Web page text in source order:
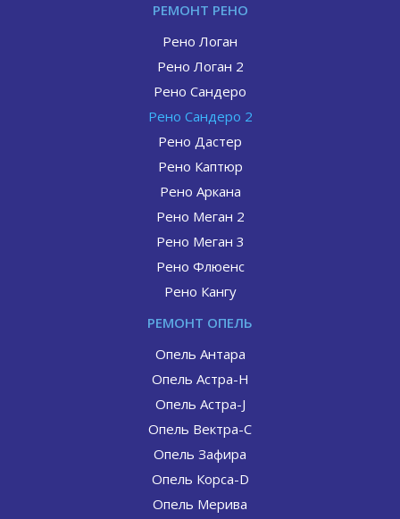
РЕМОНТ РЕНО
Рено Логан
Рено Логан 2
Рено Сандеро
Рено Сандеро 2
Рено Дастер
Рено Каптюр
Рено Аркана
Рено Меган 2
Рено Меган 3
Рено Флюенс
Рено Кангу
РЕМОНТ ОПЕЛЬ
Опель Антара
Опель Астра-H
Опель Астра-J
Опель Вектра-С
Опель Зафира
Опель Корса-D
Опель Мерива